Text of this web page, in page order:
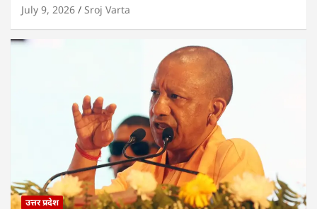
July 9, 2026 Sroj Varta
उत्तर प्रदेश